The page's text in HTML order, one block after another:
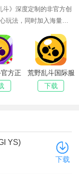
金之星为首要目标，
最终分数更高的一方
的游戏模式，玩家
利。
玩家可以在短时间
、模式、地图和皮
》深度定制的非官方创
玩法，同时加入海量魔
专属玩法、自定义体
战场。
方正
荒野乱斗国际服
下载官方正版
2026
下载
YS)
下载